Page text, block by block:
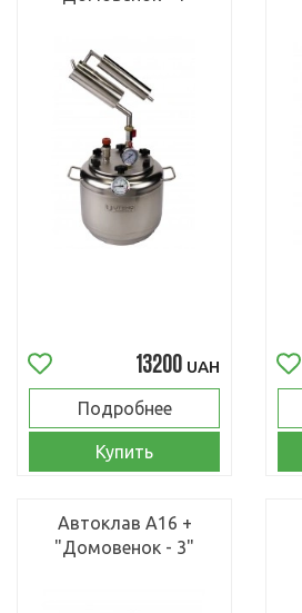
13200 UAH
Подробнее
Купить
Автоклав А16 +
"Домовенок - 3"